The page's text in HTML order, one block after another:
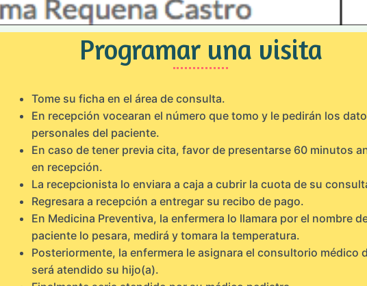
Programar una visita
Tome su ficha en el área de consulta.
En recepción vocearan el número que tomo y le pedirán los
personales del paciente.
En caso de tener previa cita, favor de presentarse 60 minutos
en recepción.
La recepcionista lo enviara a caja a cubrir la cuota de su
Regresara a recepción a entregar su recibo de pago.
En Medicina Preventiva, la enfermera lo llamara por el nombre
paciente lo pesara, medirá y tomara la temperatura.
Posteriormente, la enfermera le asignara el consultorio médico
será atendido su hijo(a).